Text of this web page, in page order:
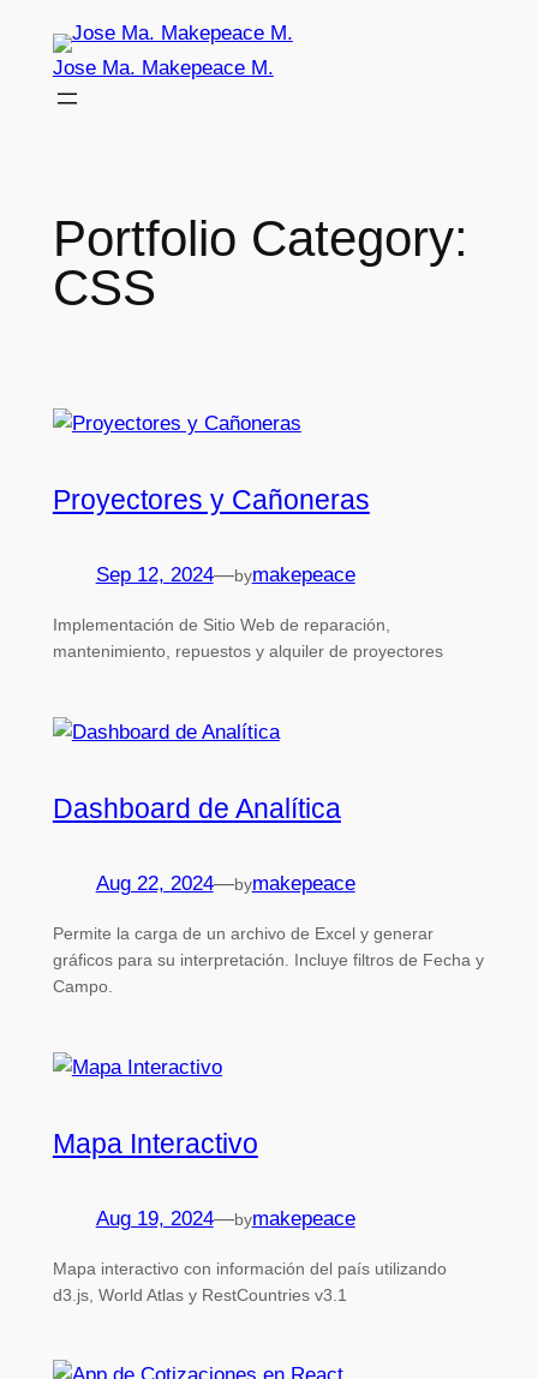
Jose Ma. Makepeace M.
Portfolio Category:
CSS
Proyectores y Cañoneras
Sep 12, 2024—bymakepeace
Implementación de Sitio Web de reparación,
mantenimiento, repuestos y alquiler de proyectores
Dashboard de Analítica
Aug 22, 2024—bymakepeace
Permite la carga de un archivo de Excel y generar
gráficos para su interpretación. Incluye filtros de Fecha y
Campo.
Mapa Interactivo
Aug 19, 2024—bymakepeace
Mapa interactivo con información del país utilizando
d3.js, World Atlas y RestCountries v3.1